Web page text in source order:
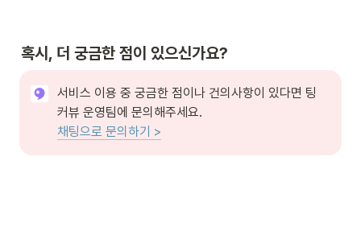
혹시, 더 궁금한 점이 있으신가요?
서비스 이용 중 궁금한 점이나 건의사항이 있다면 팅
채팅으로 문의하기 >